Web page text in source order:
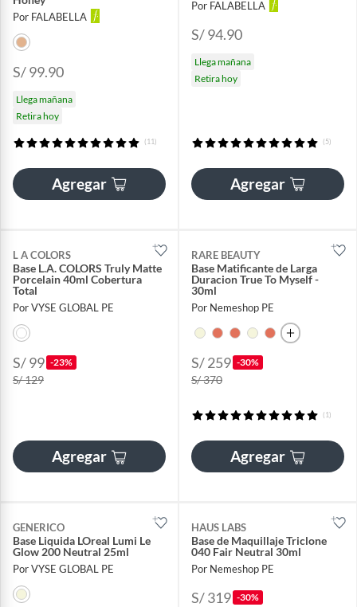
Por FALABELLA
S/ 99.90
Llega mañana
Retira hoy
(11)
Agregar
Por FALABELLA
S/ 94.90
Llega mañana
Retira hoy
(5)
Agregar
L A COLORS
Base L.A. COLORS Truly Matte
Porcelain 40ml Cobertura
Total
Por VYSE GLOBAL PE
S/ 99 -23%
S/ 129
Agregar
RARE BEAUTY
Base Matificante de Larga
Duracion True To Myself -
30ml
Por Nemeshop PE
S/ 259 -30%
S/ 370
(1)
Agregar
GENERICO
Base Liquida LOreal Lumi Le
Glow 200 Neutral 25ml
Por VYSE GLOBAL PE
HAUS LABS
Base de Maquillaje Triclone
040 Fair Neutral 30ml
Por Nemeshop PE
S/ 319 -30%